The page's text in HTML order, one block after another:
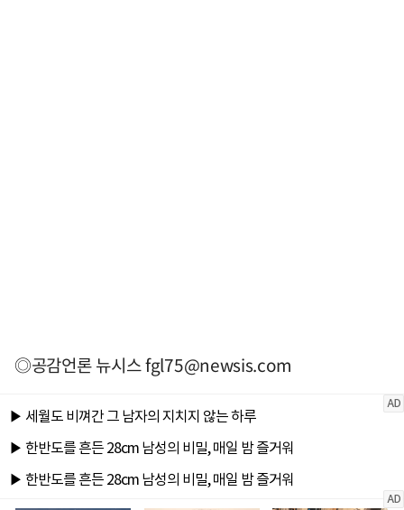
◎공감언론 뉴시스fgl75@newsis.com